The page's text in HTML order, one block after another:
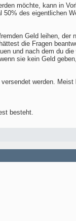
möchte, kann in
des eigentlichen
Geld leihen,
die Fragen
und nach dem du
sie kein Geld
werden.
besteht.